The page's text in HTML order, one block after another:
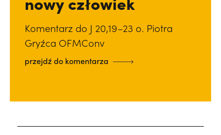
Komentarz do J 20,19–23 o. Piotra
Gryźca OFMConv
przejdź do komentarza